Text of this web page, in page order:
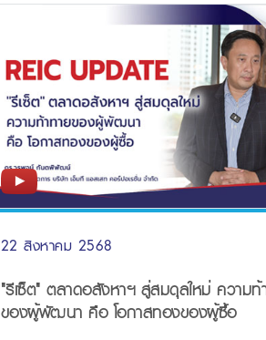
22 สิงหาคม 2568
"รีเซ็ต" ตลาดอสังหาฯ สู่สมดุลใหม่ ความท้
ของผู้พัฒนา คือ โอกาสทองของผู้ซื้อ